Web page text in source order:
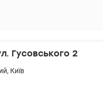
Гусовського 2
, Київ